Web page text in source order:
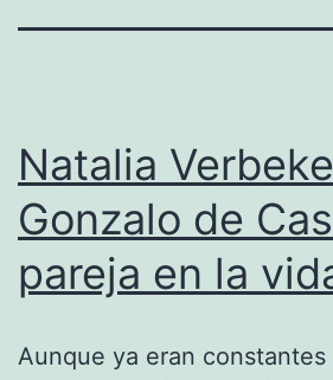
Natalia
Gonzalo de
pareja en la
Aunque ya eran